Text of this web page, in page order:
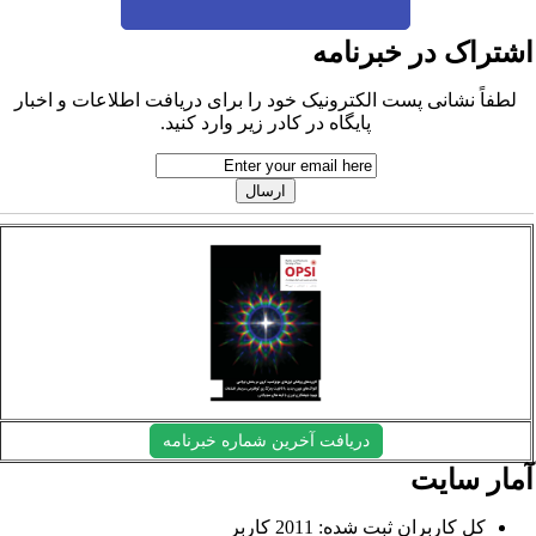
در خبرنامه
لطفاً نشانی پست الکترونیک خود را برای دریافت اطلاعات و اخبار
پایگاه در کادر زیر وارد کنید.
دریافت آخرین شماره خبرنامه
سایت
کل کاربران ثبت شده: 2011 کاربر